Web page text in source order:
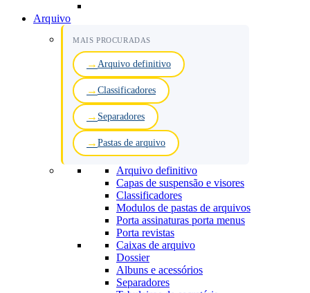
Arquivo
MAIS PROCURADAS
Arquivo definitivo
Classificadores
Separadores
Pastas de arquivo
Arquivo definitivo
Capas de suspensão e visores
Classificadores
Modulos de pastas de arquivos
Porta assinaturas porta menus
Porta revistas
Caixas de arquivo
Dossier
Albuns e acessórios
Separadores